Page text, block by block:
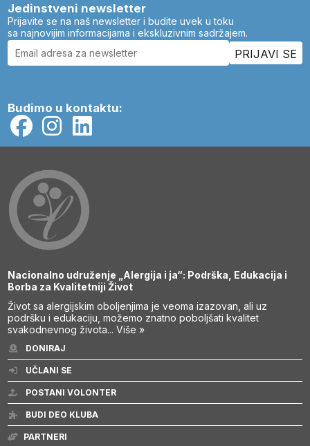
Jedinstveni newsletter
Prijavite se na naš newsletter i budite uvek u toku
sa najnovijim informacijama i ekskluzivnim sadržajem.
Budimo u kontaktu:
Nacionalno udruženje „Alergija i ja“: Podrška, Edukacija i
Borba za Kvalitetniji Život
Život sa alergijskim oboljenjima je veoma izazovan, ali uz
podršku i edukaciju, možemo znatno poboljšati kvalitet
svakodnevnog života...Više »
DONIRAJ
UČLANI SE
POSTANI VOLONTER
BUDI DEO KLUBA
PARTNERI